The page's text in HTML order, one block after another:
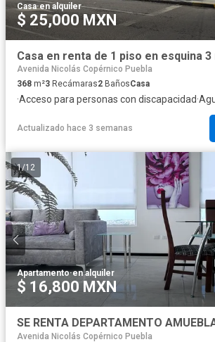
Casa·en alquiler
$ 25,000 MXN
Casa en renta de 1 piso en esquina
Avenida Nicolás Copérnico Puebla
368 m²3 Recámaras2 BañosCasa
·Acceso para personas con discapacidad·
Actualizado hace 3 semanas
1/12
Apartamento·en alquiler
$ 16,800 MXN
Avenida Nicolás Copérnico Puebla